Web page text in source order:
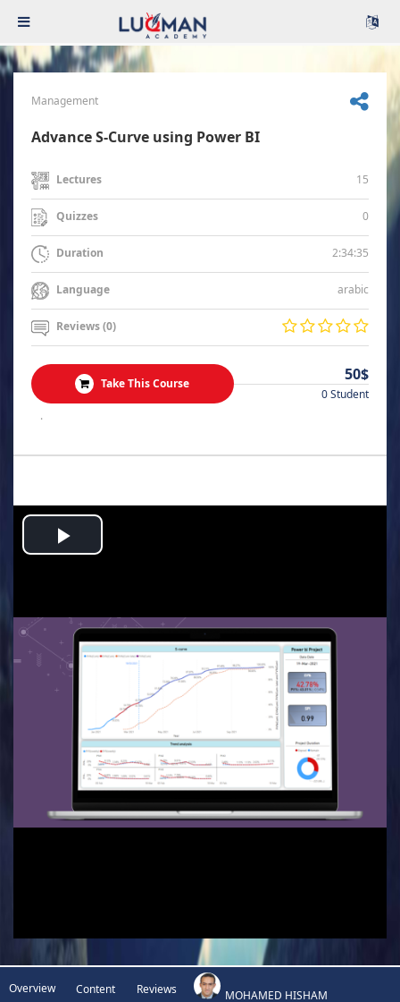
Management
Advance S-Curve using Power BI
Lectures 15
Quizzes 0
Duration 2:34:35
Language arabic
Reviews (0)
Take This Course 50$
0 Student
.
Play
Overview Content Reviews MOHAMED HISHAM